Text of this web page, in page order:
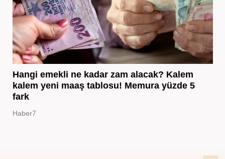
Hangi emekli ne kadar zam alacak? Kalem
kalem yeni maaş tablosu! Memura yüzde 5
fark
Haber7